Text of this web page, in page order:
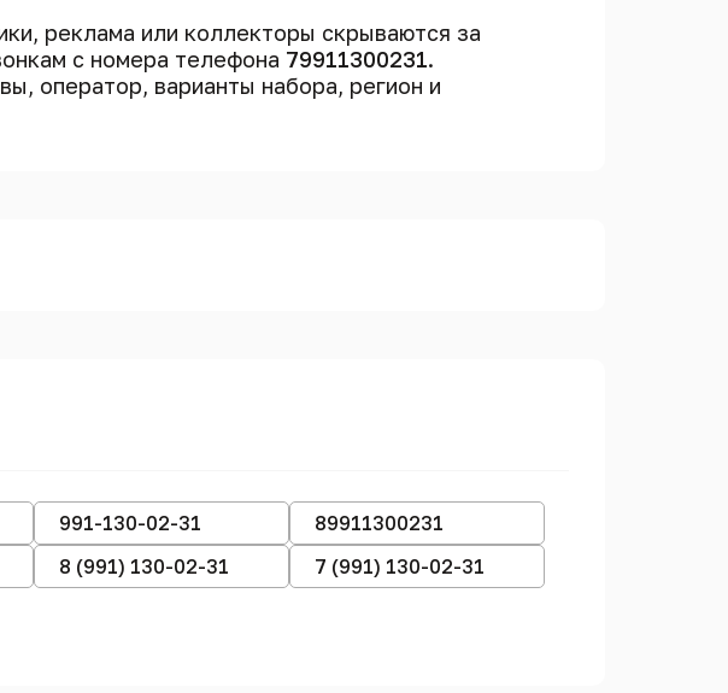
реклама или коллекторы скрываются за
с номера телефона 79911300231.
оператор, варианты набора, регион и
991-130-02-31
89911300231
8 (991) 130-02-31
7 (991) 130-02-31